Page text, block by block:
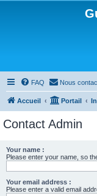
FAQ Nous
Accueil Portail
Contact Admin
Your name :
Please enter your name, so
Your email address :
Please enter a valid email